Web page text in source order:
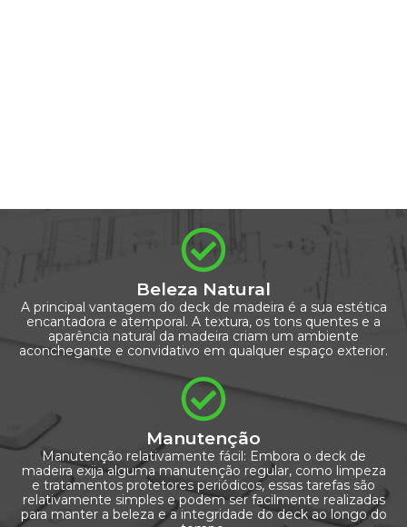
Beleza Natural
A principal vantagem do deck de madeira é a sua estética
encantadora e atemporal. A textura, os tons quentes e a
aparência natural da madeira criam um ambiente
aconchegante e convidativo em qualquer espaço exterior.
Manutenção
Manutenção relativamente fácil: Embora o deck de
madeira exija alguma manutenção regular, como limpeza
e tratamentos protetores periódicos, essas tarefas são
relativamente simples e podem ser facilmente realizadas
para manter a beleza e a integridade do deck ao longo do